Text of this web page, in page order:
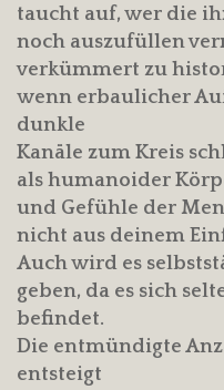
taucht auf, wer die
noch auszufüllen
verkümmert zu
wenn erbaulicher
dunkle
Kanäle zum Kreis
als humanoider
und Gefühle der
nicht aus deinem
Auch wird es
geben, da es sich
befindet.
Die entmündigte
entsteigt